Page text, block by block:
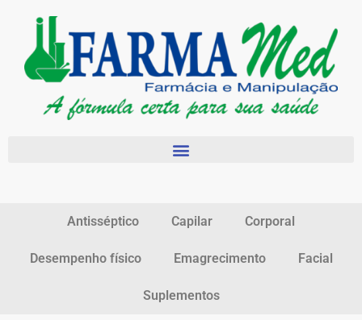
Antisséptico Capilar Corporal
Desempenho físico Emagrecimento Facial
Suplementos